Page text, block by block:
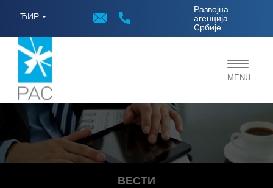
ЋИР
Развојна
агенција
Србије
;
Toggle
MENU
ВЕСТИ